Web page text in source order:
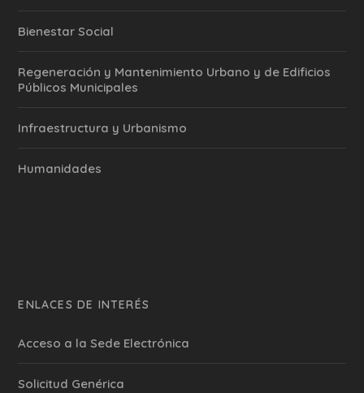
Bienestar Social
Regeneración y Mantenimiento Urbano y de Edificios
Públicos Municipales
Infraestructura y Urbanismo
Humanidades
ENLACES DE INTERÉS
Acceso a la Sede Electrónica
Solicitud Genérica